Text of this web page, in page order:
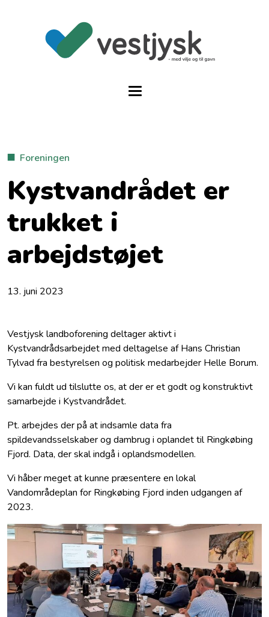
Foreningen
Kystvandrådet er
trukket i
arbejdstøjet
13. juni 2023
Vestjysk landboforening deltager aktivt i
Kystvandrådsarbejdet med deltagelse af Hans Christian
Tylvad fra bestyrelsen og politisk medarbejder Helle Borum.
Vi kan fuldt ud tilslutte os, at der er et godt og konstruktivt
samarbejde i Kystvandrådet.
Pt. arbejdes der på at indsamle data fra
spildevandsselskaber og dambrug i oplandet til Ringkøbing
Fjord. Data, der skal indgå i oplandsmodellen.
Vi håber meget at kunne præsentere en lokal
Vandområdeplan for Ringkøbing Fjord inden udgangen af
2023.